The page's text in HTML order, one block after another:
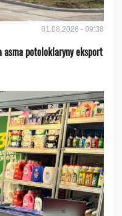
01.08.2026 - 09:38
asma potoloklaryny eksport